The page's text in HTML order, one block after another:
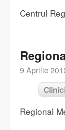
Centrul
9 Aprilie
Regional